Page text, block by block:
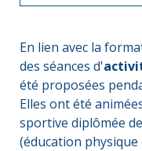
En lien avec la
des séances d'
été proposées
Elles ont été
sportive diplômée
(éducation